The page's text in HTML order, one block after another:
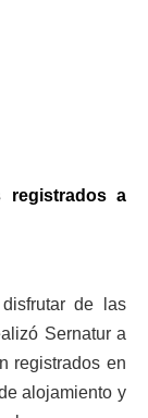
registrados a
de las
Sernatur a
registrados en
alojamiento y